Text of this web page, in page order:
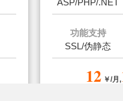
ASP/PHP/.NET
功能支持
SSL/伪静态
12 ￥/月,